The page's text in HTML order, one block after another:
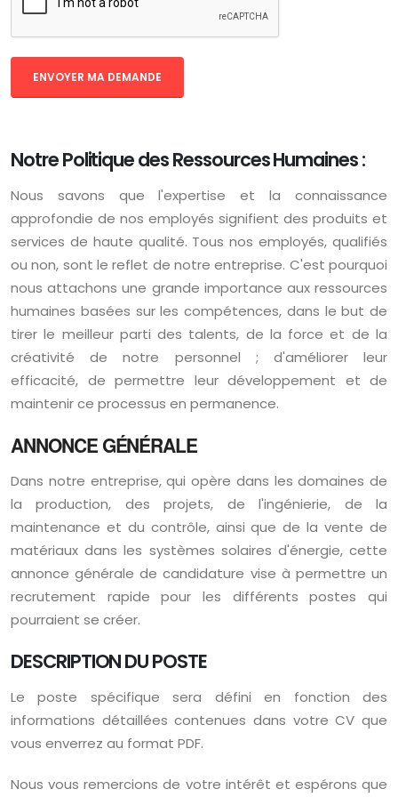
Notre Politique des Ressources Humaines :
Nous savons que l'expertise et la connaissance
approfondie de nos employés signifient des produits et
services de haute qualité. Tous nos employés, qualifiés
ou non, sont le reflet de notre entreprise. C'est pourquoi
nous attachons une grande importance aux ressources
humaines basées sur les compétences, dans le but de
tirer le meilleur parti des talents, de la force et de la
créativité de notre personnel ; d'améliorer leur
efficacité, de permettre leur développement et de
maintenir ce processus en permanence.
ANNONCE GÉNÉRALE
Dans notre entreprise, qui opère dans les domaines de
la production, des projets, de l'ingénierie, de la
maintenance et du contrôle, ainsi que de la vente de
matériaux dans les systèmes solaires d'énergie, cette
annonce générale de candidature vise à permettre un
recrutement rapide pour les différents postes qui
pourraient se créer.
DESCRIPTION DU POSTE
Le poste spécifique sera défini en fonction des
informations détaillées contenues dans votre CV que
vous enverrez au format PDF.
Nous vous remercions de votre intérêt et espérons que